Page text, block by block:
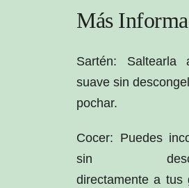
Más
Sartén: Saltearla
suave sin
pochar.
Cocer: Puedes
sin
directamente a tus